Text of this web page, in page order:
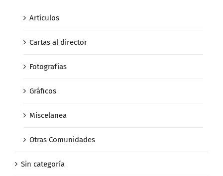
Artículos
Cartas al director
Fotografías
Gráficos
Miscelanea
Otras Comunidades
Sin categoría